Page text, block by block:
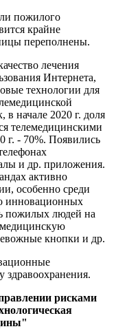
пожилого
крайне
переполнены.
лечения
Интернета,
технологии для
начале 2020 г. доля
телемедицинскими
г. - 70%. Появились
и др. приложения.
активно
особенно среди
инновационных
пожилых людей на
кнопки и др.
рисками